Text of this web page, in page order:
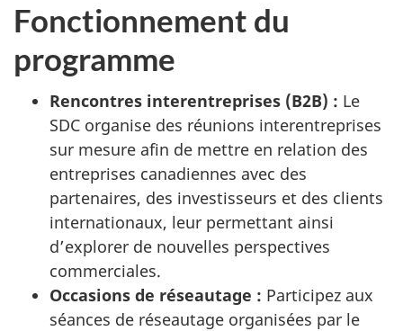
Fonctionnement du
programme
Rencontres interentreprises (B2B) : Le
SDC organise des réunions interentreprises
sur mesure afin de mettre en relation des
entreprises canadiennes avec des
partenaires, des investisseurs et des clients
internationaux, leur permettant ainsi
d’explorer de nouvelles perspectives
commerciales.
Occasions de réseautage : Participez aux
séances de réseautage organisées par le